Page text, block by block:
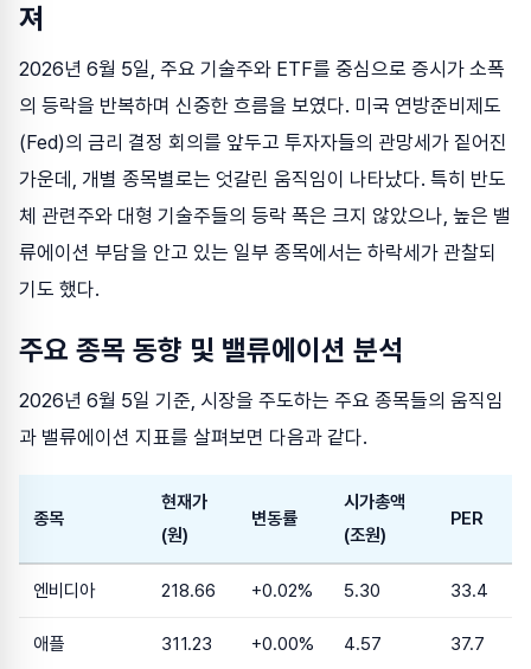
져
2026년 6월 5일, 주요 기술주와 ETF를 중심으로 증시가 소폭
의 등락을 반복하며 신중한 흐름을 보였다. 미국 연방준비제도
(Fed)의 금리 결정 회의를 앞두고 투자자들의 관망세가 짙어진
가운데, 개별 종목별로는 엇갈린 움직임이 나타났다. 특히 반도
체 관련주와 대형 기술주들의 등락 폭은 크지 않았으나, 높은 밸
류에이션 부담을 안고 있는 일부 종목에서는 하락세가 관찰되
기도 했다.
주요 종목 동향 및 밸류에이션 분석
2026년 6월 5일 기준, 시장을 주도하는 주요 종목들의 움직임
과 밸류에이션 지표를 살펴보면 다음과 같다.
종목
현재가
(원)
변동률
시가총액
(조원)
PER
엔비디아 218.66 +0.02% 5.30 33.4
애플 311.23 +0.00% 4.57 37.7